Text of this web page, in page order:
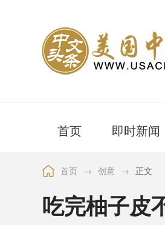
首页 即时新闻
首页 → 创意 → 正文
吃完柚子皮